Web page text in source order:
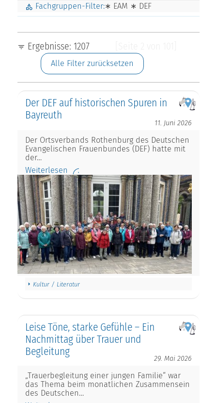
Fachgruppen-Filter:∗ EAM ∗ DEF
Ergebnisse: 1207
Alle Filter zurücksetzen
Der DEF auf historischen Spuren in
Bayreuth
11. Juni 2026
Der Ortsverbands Rothenburg des Deutschen
Evangelischen Frauenbundes (DEF) hatte mit
der…
Weiterlesen
Kultur / Literatur
Leise Töne, starke Gefühle – Ein
Nachmittag über Trauer und
Begleitung
29. Mai 2026
„Trauerbegleitung einer jungen Familie“ war
das Thema beim monatlichen Zusammensein
des Deutschen…